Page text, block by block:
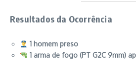
Resultados da Ocorrência
1 homem preso
1 arma de fogo (PT G2C 9mm)